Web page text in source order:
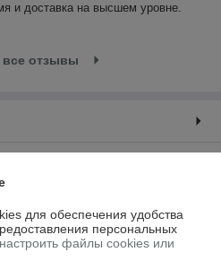
и доставка на высшем уровне.
все отзывы
для обеспечения удобства
персональных
файлы cookies или